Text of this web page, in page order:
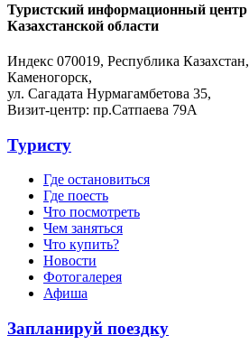
Туристский информационный центр
Казахстанской области
Индекс 070019, Республика
Каменогорск,
ул. Сагадата Нурмагамбетова 35,
Визит-центр: пр.Сатпаева 79А
Туристу
Где остановиться
Где поесть
Что посмотреть
Чем заняться
Что купить?
Новости
Фотогалерея
Афиша
Запланируй поездку